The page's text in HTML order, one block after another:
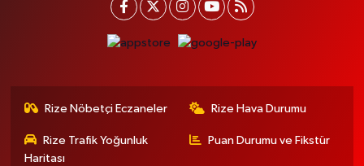
Rize Nöbetçi Eczaneler Rize Hava Durumu
Rize Trafik Yoğunluk
Haritası
Puan Durumu ve Fikstür